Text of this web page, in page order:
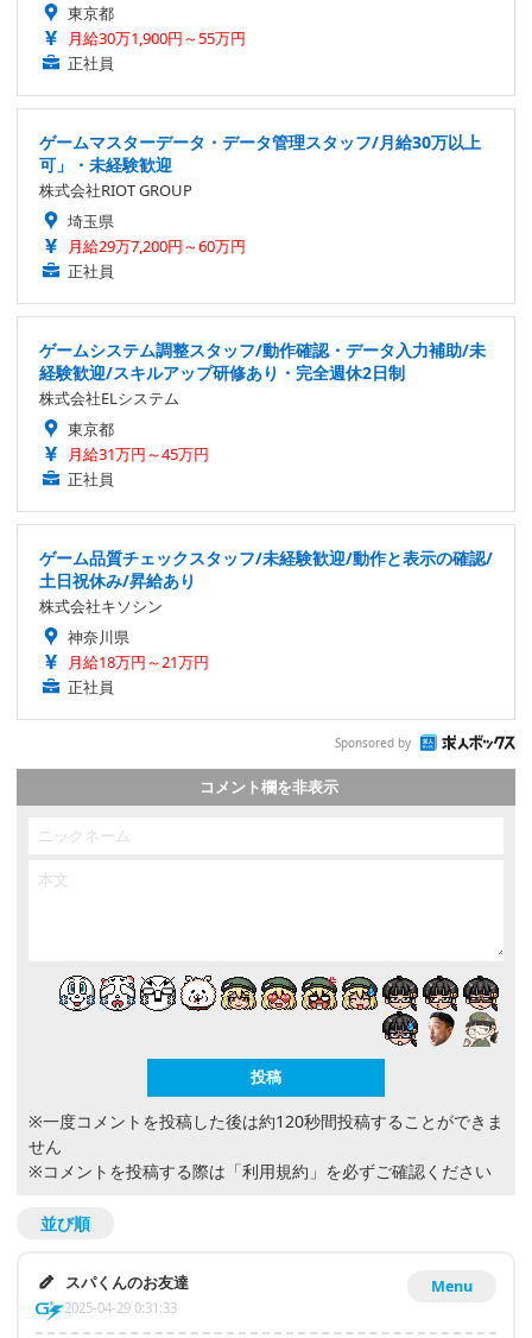
東京都
月給30万1,900円～55万円
正社員
ゲームマスターデータ・データ管理スタッフ/月給30万以上
可」・未経験歓迎
株式会社RIOT GROUP
埼玉県
月給29万7,200円～60万円
正社員
ゲームシステム調整スタッフ/動作確認・データ入力補助/未
経験歓迎/スキルアップ研修あり・完全週休2日制
株式会社ELシステム
東京都
月給31万円～45万円
正社員
ゲーム品質チェックスタッフ/未経験歓迎/動作と表示の確認/
土日祝休み/昇給あり
株式会社キソシン
神奈川県
月給18万円～21万円
正社員
Sponsored by
コメント欄を非表示
※一度コメントを投稿した後は約120秒間投稿することができま
せん
※コメントを投稿する際は 「利用規約」 を必ずご確認ください
並び順
Menu
スパくんのお友達
2025-04-29 0:31:33